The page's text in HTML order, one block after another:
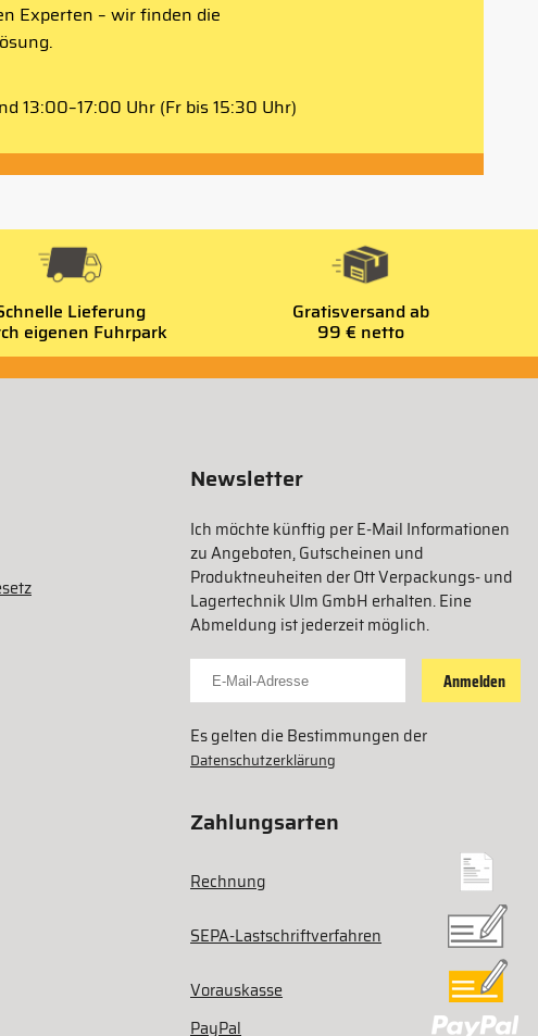
Experten – wir finden die
13:00–17:00 Uhr (Fr bis 15:30 Uhr)
Lieferung
eigenen Fuhrpark
Gratisversand ab
99 € netto
Newsletter
Ich möchte künftig per E-Mail Informationen
zu Angeboten, Gutscheinen und
Produktneuheiten der Ott Verpackungs- und
Lagertechnik Ulm GmbH erhalten. Eine
Abmeldung ist jederzeit möglich.
Für Newsletter anmelden
Anmelden
Es gelten die Bestimmungen der
Datenschutzerklärung
Zahlungsarten
Rechnung
SEPA-Lastschriftverfahren
Vorauskasse
PayPal